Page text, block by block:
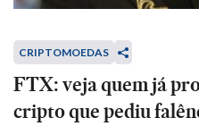
CRIPTOMOEDAS
FTX: veja quem já
cripto que pediu